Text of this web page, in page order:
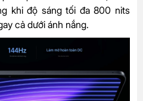
khi độ sáng tối đa 800 nits
cả dưới ánh nắng.